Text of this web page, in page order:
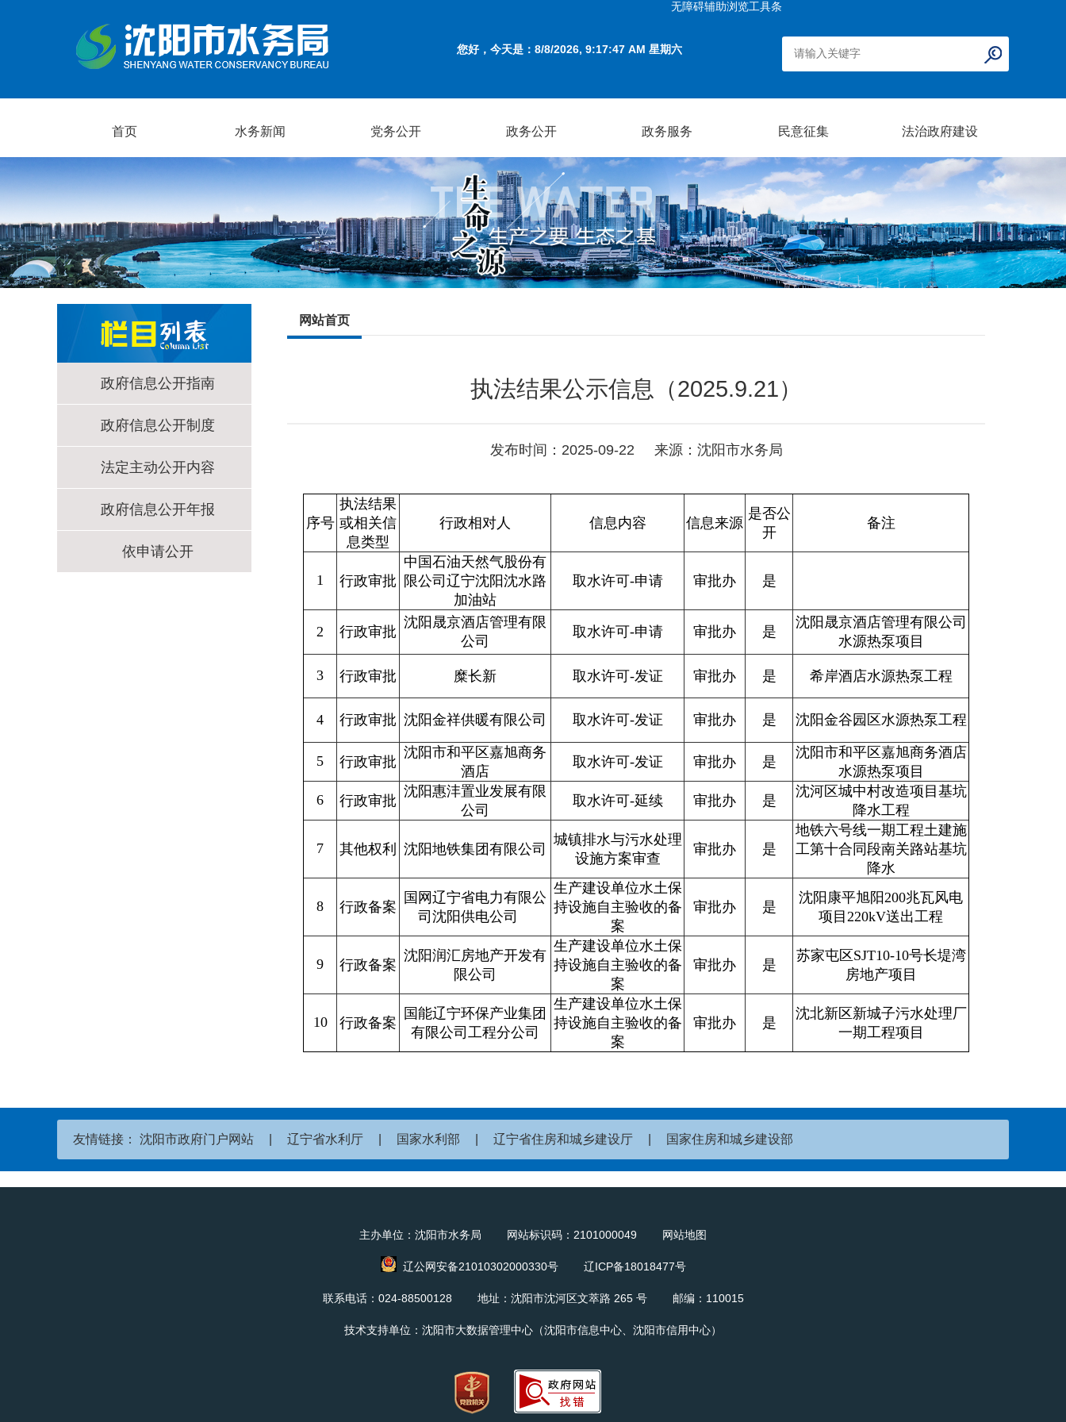
无障碍辅助浏览工具条
您好，今天是： 8/8/2026, 9:17:47 AM 星期六
首页 水务新闻 党务公开 政务公开 政务服务 民意征集 法治政府建设
政府信息公开指南
政府信息公开制度
法定主动公开内容
政府信息公开年报
依申请公开
网站首页
执法结果公示信息（2025.9.21）
发布时间：2025-09-22 来源：沈阳市水务局
序号
执法结果
或相关信
息类型
行政相对人 信息内容 信息来源
是否公
开
备注
1 行政审批
中国石油天然气股份有
限公司辽宁沈阳沈水路
加油站
取水许可-申请 审批办 是
2 行政审批
沈阳晟京酒店管理有限
公司
取水许可-申请 审批办 是
沈阳晟京酒店管理有限公司
水源热泵项目
3 行政审批 糜长新 取水许可-发证 审批办 是 希岸酒店水源热泵工程
4 行政审批 沈阳金祥供暖有限公司 取水许可-发证 审批办 是 沈阳金谷园区水源热泵工程
5 行政审批
沈阳市和平区嘉旭商务
酒店
取水许可-发证 审批办 是
沈阳市和平区嘉旭商务酒店
水源热泵项目
6
行政审批
沈阳惠沣置业发展有限
公司
取水许可-延续 审批办 是
沈河区城中村改造项目基坑
降水工程
7 其他权利 沈阳地铁集团有限公司
城镇排水与污水处理
设施方案审查
审批办 是
地铁六号线一期工程土建施
工第十合同段南关路站基坑
降水
8 行政备案
国网辽宁省电力有限公
司沈阳供电公司
生产建设单位水土保
持设施自主验收的备
案
审批办 是
沈阳康平旭阳200兆瓦风电
项目220kV送出工程
9 行政备案
沈阳润汇房地产开发有
限公司
生产建设单位水土保
持设施自主验收的备
案
审批办 是
苏家屯区SJT10-10号长堤湾
房地产项目
10 行政备案
国能辽宁环保产业集团
有限公司工程分公司
生产建设单位水土保
持设施自主验收的备
案
审批办 是
沈北新区新城子污水处理厂
一期工程项目
友情链接： 沈阳市政府门户网站 辽宁省水利厅 国家水利部 辽宁省住房和城乡建设厅 国家住房和城乡建设部
主办单位：沈阳市水务局 网站标识码：2101000049 网站地图
辽公网安备21010302000330号 辽ICP备18018477号
联系电话：024-88500128 地址：沈阳市沈河区文萃路 265 号 邮编：110015
技术支持单位：沈阳市大数据管理中心（沈阳市信息中心、沈阳市信用中心）